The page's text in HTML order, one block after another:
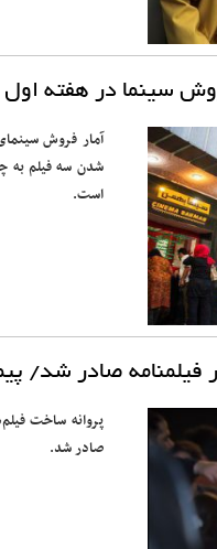
سینما در هفته اول
آمار فروش
شدن سه فیلم به
است.
فیلمنامه صادر شد/
پروانه ساخت
صادر شد.